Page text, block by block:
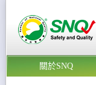
關於SNQ